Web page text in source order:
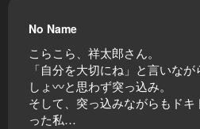
No Name
こらこら、祥太郎さん。
「自分を大切にね」と言いな
しょ〰️と思わず突っ込み。
そして、突っ込みながらもド
った私…